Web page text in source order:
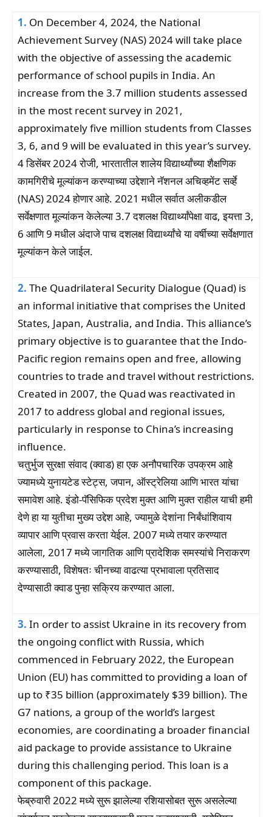
1. On December 4, 2024, the National
Achievement Survey (NAS) 2024 will take place
with the objective of assessing the academic
performance of school pupils in India. An
increase from the 3.7 million students assessed
in the most recent survey in 2021,
approximately five million students from Classes
3, 6, and 9 will be evaluated in this year’s survey.
4 डिसेंबर 2024 रोजी, भारतातील शालेय विद्यार्थ्यांच्या शैक्षणिक
कामगिरीचे मूल्यांकन करण्याच्या उद्देशाने नॅशनल अचिव्हमेंट सर्व्हे
(NAS) 2024 होणार आहे. 2021 मधील सर्वात अलीकडील
सर्वेक्षणात मूल्यांकन केलेल्या 3.7 दशलक्ष विद्यार्थ्यांपेक्षा वाढ, इयत्ता 3,
6 आणि 9 मधील अंदाजे पाच दशलक्ष विद्यार्थ्यांचे या वर्षीच्या सर्वेक्षणात
मूल्यांकन केले जाईल.
2. The Quadrilateral Security Dialogue (Quad) is
an informal initiative that comprises the United
States, Japan, Australia, and India. This alliance’s
primary objective is to guarantee that the Indo-
Pacific region remains open and free, allowing
countries to trade and travel without restrictions.
Created in 2007, the Quad was reactivated in
2017 to address global and regional issues,
particularly in response to China’s increasing
influence.
चतुर्भुज सुरक्षा संवाद (क्वाड) हा एक अनौपचारिक उपक्रम आहे
ज्यामध्ये युनायटेड स्टेट्स, जपान, ऑस्ट्रेलिया आणि भारत यांचा
समावेश आहे. इंडो-पॅसिफिक प्रदेश मुक्त आणि मुक्त राहील याची हमी
देणे हा या युतीचा मुख्य उद्देश आहे, ज्यामुळे देशांना निर्बंधांशिवाय
व्यापार आणि प्रवास करता येईल. 2007 मध्ये तयार करण्यात
आलेला, 2017 मध्ये जागतिक आणि प्रादेशिक समस्यांचे निराकरण
करण्यासाठी, विशेषतः चीनच्या वाढत्या प्रभावाला प्रतिसाद
देण्यासाठी क्वाड पुन्हा सक्रिय करण्यात आला.
3. In order to assist Ukraine in its recovery from
the ongoing conflict with Russia, which
commenced in February 2022, the European
Union (EU) has committed to providing a loan of
up to ₹35 billion (approximately $39 billion). The
G7 nations, a group of the world’s largest
economies, are coordinating a broader financial
aid package to provide assistance to Ukraine
during this challenging period. This loan is a
component of this package.
फेब्रुवारी 2022 मध्ये सुरू झालेल्या रशियासोबत सुरू असलेल्या